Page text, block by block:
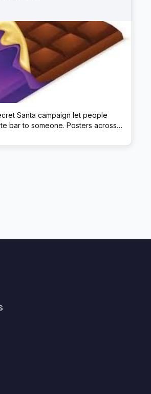
Santa campaign let people
bar to someone. Posters across
Milk to mail anonymously.